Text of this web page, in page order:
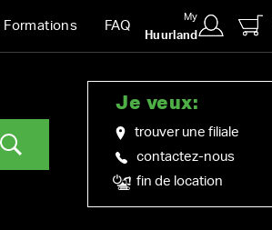
Formations FAQ
My
Huurland
Je veux:
trouver une filiale
contactez-nous
fin de location